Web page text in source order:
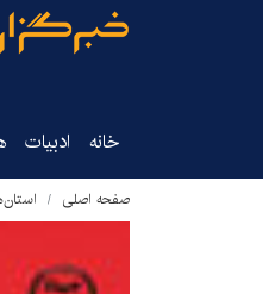
خانه ادبیات
صفحه اصلی